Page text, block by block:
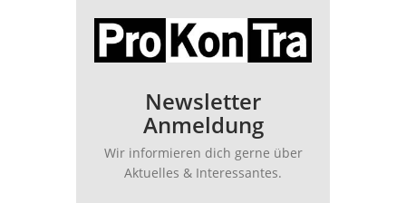
Newsletter
Anmeldung
Wir informieren dich gerne über
Aktuelles & Interessantes.